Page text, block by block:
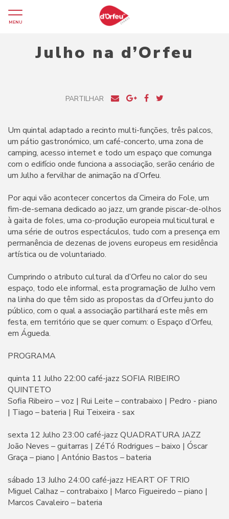
MENU
Julho na d’Orfeu
PARTILHAR
Um quintal adaptado a recinto multi-funções, três palcos,
um pátio gastronómico, um café-concerto, uma zona de
camping, acesso internet e todo um espaço que comunga
com o edifício onde funciona a associação, serão cenário de
um Julho a fervilhar de animação na d’Orfeu.
Por aqui vão acontecer concertos da Cimeira do Fole, um
fim-de-semana dedicado ao jazz, um grande piscar-de-olhos
à gaita de foles, uma co-produção europeia multicultural e
uma série de outros espectáculos, tudo com a presença em
permanência de dezenas de jovens europeus em residência
artística ou de voluntariado.
Cumprindo o atributo cultural da d’Orfeu no calor do seu
espaço, todo ele informal, esta programação de Julho vem
na linha do que têm sido as propostas da d’Orfeu junto do
público, com o qual a associação partilhará este mês em
festa, em território que se quer comum: o Espaço d’Orfeu,
em Águeda.
PROGRAMA
quinta 11 Julho 22:00 café-jazz SOFIA RIBEIRO
QUINTETO
Sofia Ribeiro – voz | Rui Leite – contrabaixo | Pedro - piano
| Tiago – bateria | Rui Teixeira - sax
sexta 12 Julho 23:00 café-jazz QUADRATURA JAZZ
João Neves – guitarras | ZéTó Rodrigues – baixo | Óscar
Graça – piano | António Bastos – bateria
sábado 13 Julho 24:00 café-jazz HEART OF TRIO
Miguel Calhaz – contrabaixo | Marco Figueiredo – piano |
Marcos Cavaleiro – bateria